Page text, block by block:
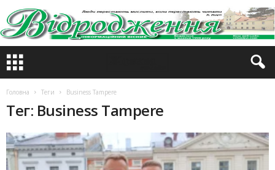
Головна Теги Business Tampere
Тег: Business Tampere